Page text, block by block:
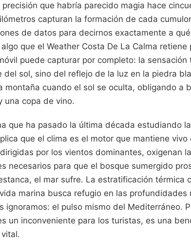
que habría parecido magia hace
capturan la formación de cada
de datos para decirnos exactamente a
que el Weather Costa De La Calma retiene
puede capturar por completo: la sensación
del sol, sino del reflejo de la luz en la piedra
montaña cuando el sol se oculta, obligando a
una copa de vino.
que ha pasado la última década estudiando
que el clima es el motor que mantiene
por los vientos dominantes, oxigenan
necesarios para que el bosque sumergido
el mar sufre. La estratificación térmica
marina busca refugio en las profundidades
ignoramos: el pulso mismo del Mediterráneo.
un inconveniente para los turistas, es una